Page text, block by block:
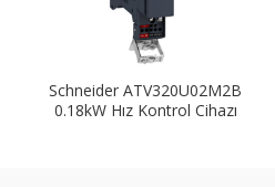
Schneider ATV320U02M2B
0.18kW Hız Kontrol Cihazı